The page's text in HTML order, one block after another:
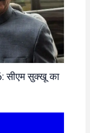
सीएम सुक्खू का